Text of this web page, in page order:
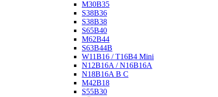
M30B35
S38B36
S38B38
S65B40
M62B44
S63B44B
W11B16 / T16B4 Mini
N12B16A / N16B16A
N18B16A B C
M42B18
S55B30